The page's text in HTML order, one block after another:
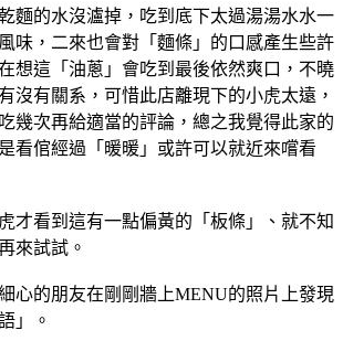
麵的水沒瀘掉，吃到底下太過湯湯水水一
味，二來也會對「麵條」的口感產生些許
想這「油蔥」會吃到最後依然爽口，不曉
沒有關系，可惜此店離現下的小虎太遠，
幾次再給適當的評論，總之我覺得此家的
看倌經過「暖暖」或許可以就近來嚐看
才看到這有一點偏黃的「板條」、就不知
來試試。
心的朋友在剛剛牆上MENU的照片上發現
」。